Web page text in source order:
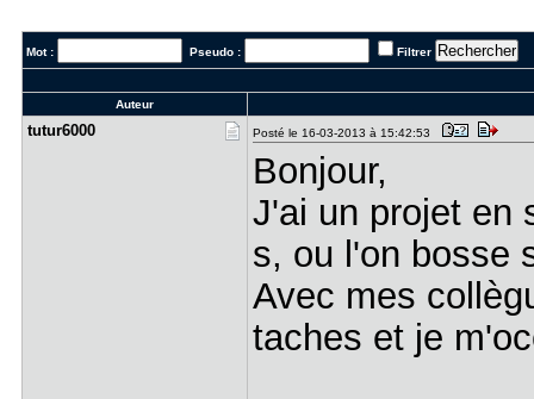
Mot : Pseudo : Filtrer
Auteur
tutur6000 Posté le 16-03-2013 à 15:42:53
Bonjour,
J'ai un projet en
s, ou l'on bosse
Avec mes
taches et je